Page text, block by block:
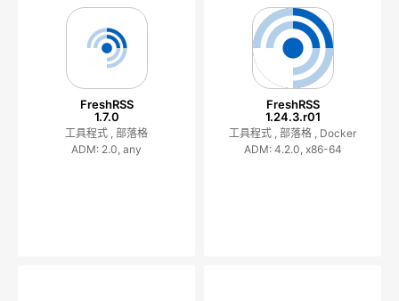
FreshRSS
1.7.0
工具程式 , 部落格
ADM: 2.0, any
FreshRSS
1.24.3.r01
工具程式 , 部落格 , Docker
ADM: 4.2.0, x86-64